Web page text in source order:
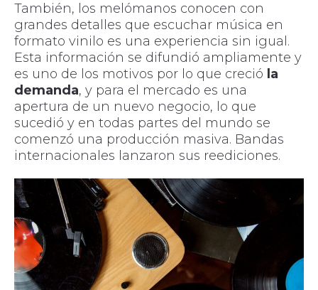
También, los melómanos conocen con
grandes detalles que escuchar música en
formato vinilo es una experiencia sin igual.
Esta información se difundió ampliamente y
es uno de los motivos por lo que creció la
demanda, y para el mercado es una
apertura de un nuevo negocio, lo que
sucedió y en todas partes del mundo se
comenzó una producción masiva. Bandas
internacionales lanzaron sus reediciones.